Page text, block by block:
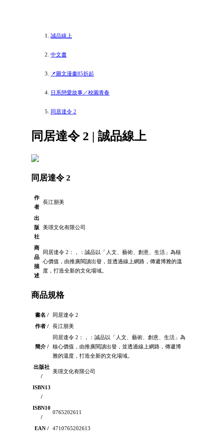
誠品線上
中文書
📌圖文漫畫85折起
日系戀愛故事／校園青春
同居達令 2
同居達令 2 | 誠品線上
同居達令 2
作
者
長江朋美
出
版
社
美璟文化有限公司
商
品
描
述
同居達令 2：，：誠品以「人文、藝術、創意、生活」為核
心價值，由推廣閱讀出發，並透過線上網路，傳遞博雅的溫
度，打造全新的文化場域。
商品規格
書名 /
同居達令 2
作者 /
長江朋美
簡介 /
同居達令 2：，：誠品以「人文、藝術、創意、生活」為
核心價值，由推廣閱讀出發，並透過線上網路，傳遞博
雅的溫度，打造全新的文化場域。
出版社
/
美璟文化有限公司
ISBN13
/
ISBN10
/
0765202611
EAN / 4710765202613